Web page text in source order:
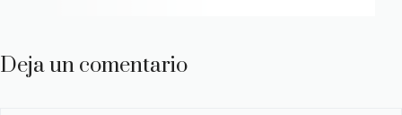
Deja un comentario